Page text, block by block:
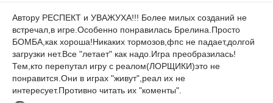
Автору РЕСПЕКТ и УВАЖУХА!!! Более милых созданий не
встречал,в игре.Особенно понравилась Брелина.Просто
БОМБА,как хороша!Никаких тормозов,фпс не падает,долгой
загрузки нет.Все "летает" как надо.Игра преобразилась!
Тем,кто перепутал игру с реалом(ЛОРЩИКИ)это не
понравится.Они в играх "живут",реал их не
интересует.Противно читать их "коменты".